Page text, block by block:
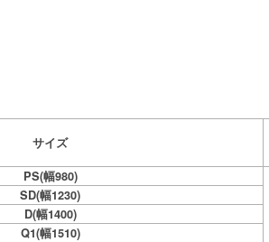
サイズ
PS(幅980)
SD(幅1230)
D(幅1400)
Q1(幅1510)